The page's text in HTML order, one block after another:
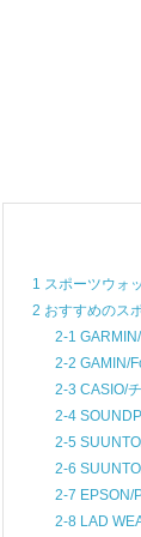
1 スポーツウォ
2 おすすめのス
2-1
2-2 GAMIN/
2-3 CASIO/
2-4
2-5
2-6
2-7 EPSON/
2-8 LAD